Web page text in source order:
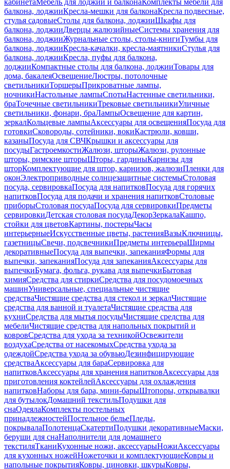
кабинетаМебель для лоджии и балконаКомплекты мебели для
балкона, лоджииКресла-мешки для балконаКресла подвесные,
стулья садовыеСтолы для балкона, лоджииШкафы для
балкона, лоджииДверцы жалюзийныеСистемы хранения для
балкона, лоджииЖурнальные столы, столы-книгиТумбы для
балкона, лоджииКресла-качалки, кресла-маятникиСтулья для
балкона, лоджииКресла, пуфы для балкона,
лоджииКомпактные столы для балкона, лоджииТовары для
дома, бакалеяОсвещениеЛюстры, потолочные
светильникиТоршерыПрикроватные лампы,
ночникиНастольные лампыСпотыНастенные светильники,
браТочечные светильникиТрековые светильникиУличные
светильники, фонари, браЛампыОсвещение для картин,
зеркалКольцевые лампыАксессуары для освещенияПосуда для
готовкиСковороды, сотейники, вокиКастрюли, ковши,
казаныПосуда для СВЧКрышки и аксессуары для
посудыГастроемкостиЖалюзи, шторыЖалюзи, рулонные
шторы, римские шторыШторы, гардиныКарнизы для
шторКомплектующие для штор, карнизов, жалюзиПленки для
оконЭлектроприводные солнцезащитные системыСтоловая
посуда, сервировкаПосуда для напитковПосуда для горячих
напитковПосуда для подачи и хранения напитковСтоловые
приборыСтоловая посудаПосуда для сервировкиПредметы
сервировкиДетская столовая посудаДекорЗеркалаКашпо,
стойки для цветовКартины, постерыЧасы
интерьерныеИскусственные цветы, растенияВазыКлючницы,
газетницыСвечи, подсвечникиПредметы интерьераШирмы
декоративныеПосуда для выпечки, запеканияФормы для
выпечки, запеканияПосуда для запеканияАксессуары для
выпечкиБумага, фольга, рукава для выпечкиБытовая
химияСредства для стиркиСредства для посудомоечных
машинУниверсальные, специальные чистящие
средстваЧистящие средства для стекол и зеркалЧистящие
средства для ванной и туалетаЧистящие средства для
кухниСредства для мытья посудыЧистящие средства для
мебелиЧистящие средства для напольных покрытий и
ковровСредства для ухода за техникойОсвежители
воздухаСредства от насекомыхСредства ухода за
одеждойСредства ухода за обувьюДезинфицирующие
средстваАксессуары для бараСервировка для
напитковАксессуары для хранения напитковАксессуары для
приготовления коктейлейАксессуары для охлаждения
напитковНаборы для бара, мини-барыШтопоры, открывалки
для бутылокДомашний текстильПодушки для
снаОдеялаКомплекты постельных
принадлежностейПостельное бельеПледы,
покрывалаПолотенцаСкатертиПодушки декоративныеМаски,
беруши для снаНаполнители для домашнего
текстиляТканиКухонные ножи, аксессуарыНожиАксессуары
для кухонных ножейНожеточки и комплектующиеКовры и
напольные покрытияКовры, циновки, шкурыКовры,